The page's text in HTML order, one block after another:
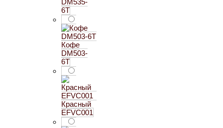
DM535-
6T
Кофе
DM503-
6T
Красный
EFVC001